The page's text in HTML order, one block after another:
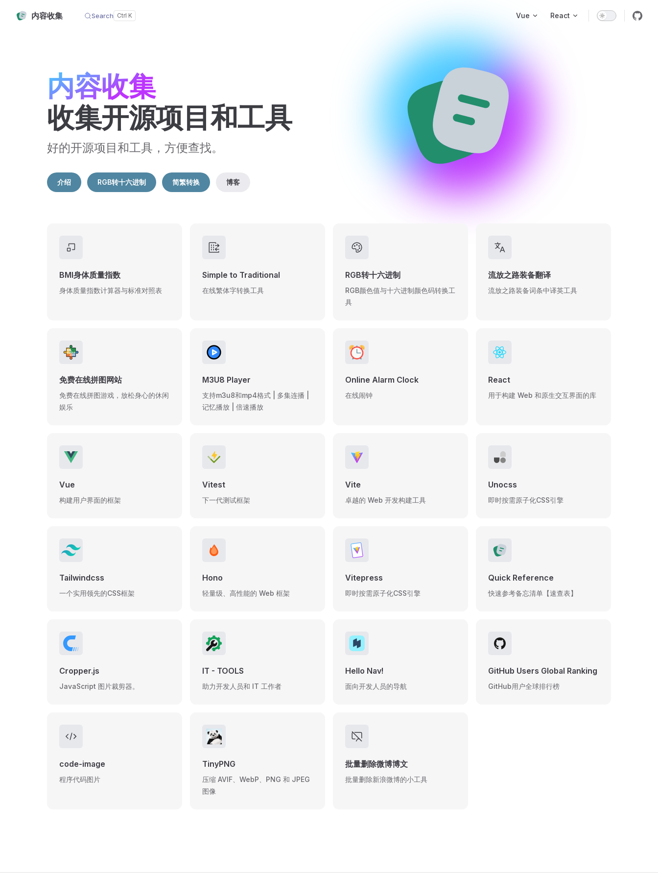
Skip to content
内容收集 Search Vue React
内容收集
收集开源项目和工具
好的开源项目和工具，方便查找。
介绍 RGB转十六进制 简繁转换 博客
BMI身体质量指数
身体质量指数计算器与标准对照表
Simple to Traditional
在线繁体字转换工具
RGB转十六进制
RGB颜色值与十六进制颜色码转换工
具
流放之路装备翻译
流放之路装备词条中译英工具
免费在线拼图网站
免费在线拼图游戏，放松身心的休闲
娱乐
M3U8 Player
支持m3u8和mp4格式 | 多集连播 |
记忆播放 | 倍速播放
Online Alarm Clock
在线闹钟
React
用于构建 Web 和原生交互界面的库
Vue
构建用户界面的框架
Vitest
下一代测试框架
Vite
卓越的 Web 开发构建工具
Unocss
即时按需原子化CSS引擎
Tailwindcss
一个实用领先的CSS框架
Hono
轻量级、高性能的 Web 框架
Vitepress
即时按需原子化CSS引擎
Quick Reference
快速参考备忘清单【速查表】
Cropper.js
JavaScript 图片裁剪器。
IT - TOOLS
助力开发人员和 IT 工作者
Hello Nav!
面向开发人员的导航
GitHub Users Global Ranking
GitHub用户全球排行榜
code-image
程序代码图片
TinyPNG
压缩 AVIF、WebP、PNG 和 JPEG
图像
批量删除微博博文
批量删除新浪微博的小工具